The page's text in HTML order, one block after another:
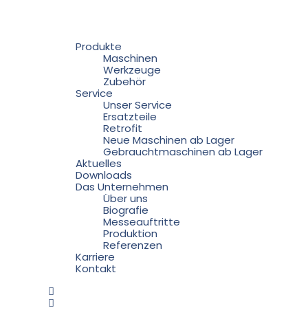
Produkte
Maschinen
Werkzeuge
Zubehör
Service
Unser Service
Ersatzteile
Retrofit
Neue Maschinen ab Lager
Gebrauchtmaschinen ab Lager
Aktuelles
Downloads
Das Unternehmen
Über uns
Biografie
Messeauftritte
Produktion
Referenzen
Karriere
Kontakt